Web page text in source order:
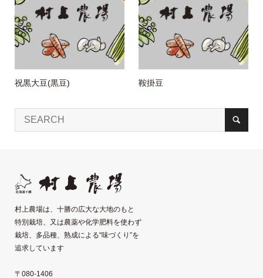
祝黒大豆(黒豆) 鞍掛豆
村上農場は、十勝の広大な大地のもと
特別栽培、又は農薬や化学肥料を使わず
栽培、多品種、熟成による“味づくり”を
追求しています
〒080-1406